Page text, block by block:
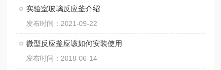
实验室玻璃反应釜介绍
发布时间：2021-09-22
微型反应釜应该如何安装使用
发布时间：2018-06-14